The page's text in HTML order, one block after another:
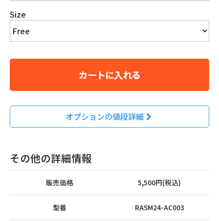
Size
カートに入れる
オプションの値段詳細
その他の詳細情報
販売価格 5,500円(税込)
型番 RASM24-AC003